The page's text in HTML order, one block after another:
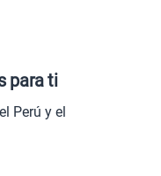
para ti
Perú y el